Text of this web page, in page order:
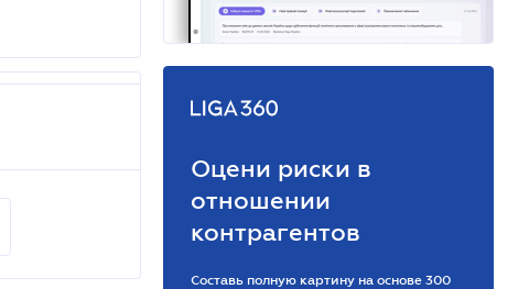
Оцени риски в
отношении
контрагентов
Составь полную картину на основе 300